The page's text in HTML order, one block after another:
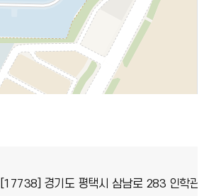
[17738] 경기도 평택시 삼남로 283 인학관